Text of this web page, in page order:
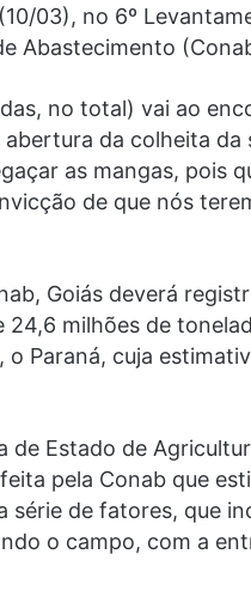
03), no 6º
Abastecimento
no total) vai ao
da colheita da
as mangas, pois
de que nós
Goiás deverá
milhões de
Paraná, cuja
Estado de
pela Conab que
série de fatores, que
o campo, com a